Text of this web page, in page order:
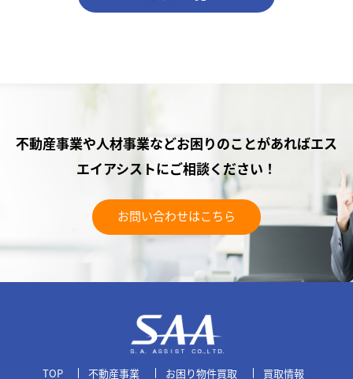
不動産事業や人材事業などお困りのことがあればエス
エイアシストにご相談ください！
お問い合わせはこちら
TOP 不動産事業 お困り物件買取 買取情報